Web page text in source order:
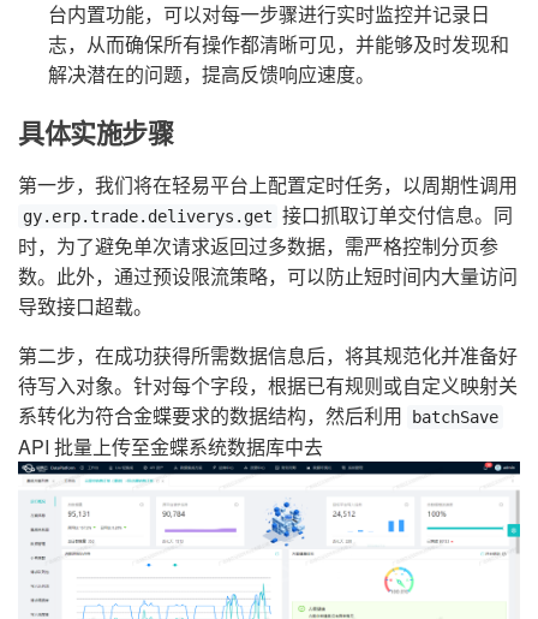
台内置功能，可以对每一步骤进行实时监控并记录日
志，从而确保所有操作都清晰可见，并能够及时发现和
解决潜在的问题，提高反馈响应速度。
具体实施步骤
第一步，我们将在轻易平台上配置定时任务，以周期性调用
gy.erp.trade.deliverys.get 接口抓取订单交付信息。同
时，为了避免单次请求返回过多数据，需严格控制分页参
数。此外，通过预设限流策略，可以防止短时间内大量访问
导致接口超载。
第二步，在成功获得所需数据信息后，将其规范化并准备好
待写入对象。针对每个字段，根据已有规则或自定义映射关
系转化为符合金蝶要求的数据结构，然后利用
batchSave
API 批量上传至金蝶系统数据库中去